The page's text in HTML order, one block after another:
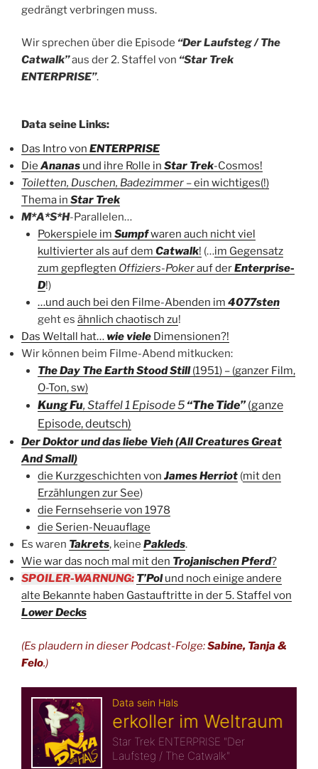
gedrängt verbringen muss.
Wir sprechen über die Episode “Der Laufsteg / The
Catwalk”aus der 2. Staffel von “Star Trek
ENTERPRISE”.
Data seine Links:
Das Intro von ENTERPRISE
Die Ananas und ihre Rolle in Star Trek-Cosmos!
Toiletten, Duschen, Badezimmer – ein wichtiges(!)
Thema in Star Trek
M*A*S*H-Parallelen…
Pokerspiele im Sumpfwaren auch nicht viel
kultivierter als auf dem Catwalk! (…im Gegensatz
zum gepflegten Offiziers-Pokerauf derEnterprise-
D!)
…und auch bei den Filme-Abenden im 4077sten
geht es ähnlich chaotisch zu!
Das Weltall hat…wie viele Dimensionen?!
Wir können beim Filme-Abend mitkucken:
The Day The Earth Stood Still(1951) – (ganzer Film,
O-Ton, sw)
Kung Fu, Staffel 1 Episode 5 “The Tide”(ganze
Episode, deutsch)
Der Doktor und das liebe Vieh (All Creatures Great
And Small)
die Kurzgeschichten von James Herriot(mit den
Erzählungen zur See)
die Fernsehserie von 1978
die Serien-Neuauflage
Es waren Takrets, keine Pakleds.
Wie war das noch mal mit den Trojanischen Pferd?
SPOILER-WARNUNG: T’Polund noch einige andere
alte Bekannte haben Gastauftritte in der 5. Staffel von
Lower Decks
(Es plaudern in dieser Podcast-Folge:Sabine, Tanja &
Felo.)